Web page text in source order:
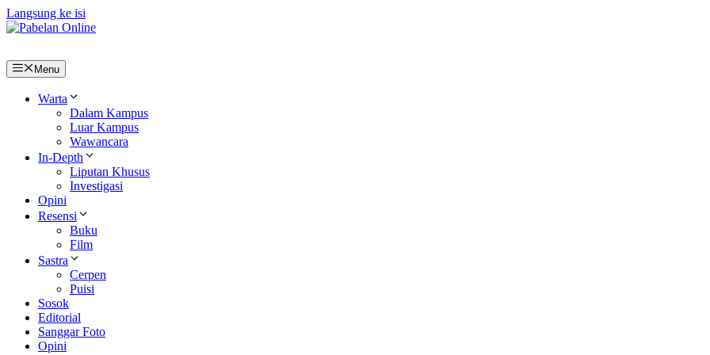
Langsung ke isi
Menu
Warta
Dalam Kampus
Luar Kampus
Wawancara
In-Depth
Liputan Khusus
Investigasi
Opini
Resensi
Buku
Film
Sastra
Cerpen
Puisi
Sosok
Editorial
Sanggar Foto
Opini